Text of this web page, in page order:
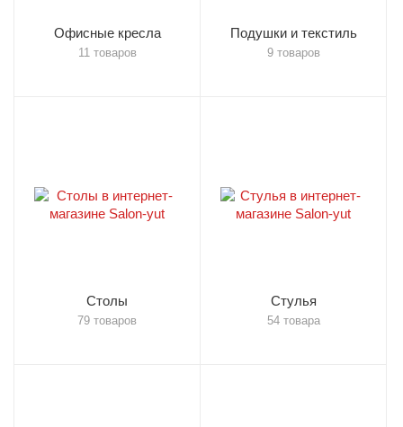
Офисные кресла
11 товаров
Подушки и текстиль
9 товаров
Столы
79 товаров
Стулья
54 товара